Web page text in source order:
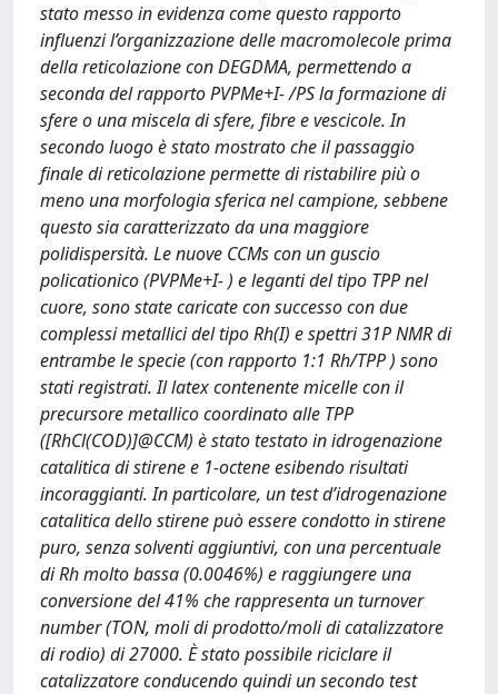
stato messo in evidenza come questo rapporto
influenzi l’organizzazione delle macromolecole prima
della reticolazione con DEGDMA, permettendo a
seconda del rapporto PVPMe+I- /PS la formazione di
sfere o una miscela di sfere, fibre e vescicole. In
secondo luogo è stato mostrato che il passaggio
finale di reticolazione permette di ristabilire più o
meno una morfologia sferica nel campione, sebbene
questo sia caratterizzato da una maggiore
polidispersità. Le nuove CCMs con un guscio
policationico (PVPMe+I- ) e leganti del tipo TPP nel
cuore, sono state caricate con successo con due
complessi metallici del tipo Rh(I) e spettri 31P NMR di
entrambe le specie (con rapporto 1:1 Rh/TPP ) sono
stati registrati. Il latex contenente micelle con il
precursore metallico coordinato alle TPP
([RhCl(COD)]@CCM) è stato testato in idrogenazione
catalitica di stirene e 1-octene esibendo risultati
incoraggianti. In particolare, un test d’idrogenazione
catalitica dello stirene può essere condotto in stirene
puro, senza solventi aggiuntivi, con una percentuale
di Rh molto bassa (0.0046%) e raggiungere una
conversione del 41% che rappresenta un turnover
number (TON, moli di prodotto/moli di catalizzatore
di rodio) di 27000. È stato possibile riciclare il
catalizzatore conducendo quindi un secondo test